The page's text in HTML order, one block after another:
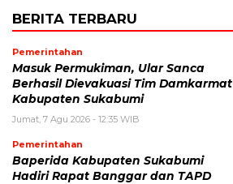
BERITA TERBARU
Pemerintahan
Masuk Permukiman, Ular Sanca
Berhasil Dievakuasi Tim Damkarmat
Kabupaten Sukabumi
Jumat, 7 Agu 2026 - 12:35 WIB
Pemerintahan
Baperida Kabupaten Sukabumi
Hadiri Rapat Banggar dan TAPD